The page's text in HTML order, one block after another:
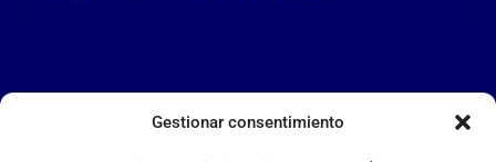
Gestionar consentimiento
LA FALANGE